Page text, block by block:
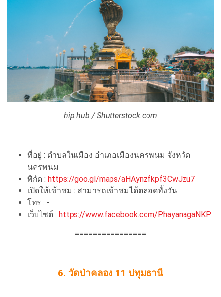
hip.hub / Shutterstock.com
ที่อยู่ : ตำบลในเมือง อำเภอเมืองนครพนม จังหวัด
นครพนม
พิกัด : https://goo.gl/maps/aHAynzfkpf3CwJzu7
เปิดให้เข้าชม : สามารถเข้าชมได้ตลอดทั้งวัน
โทร : -
เว็บไซต์ : https://www.facebook.com/PhayanagaNKP
================
6. วัดป่าคลอง 11 ปทุมธานี